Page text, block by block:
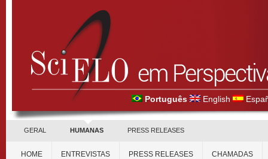
Português English
GERAL HUMANAS PRESS RELEASES
HOME ENTREVISTAS PRESS RELEASES CHAMADAS